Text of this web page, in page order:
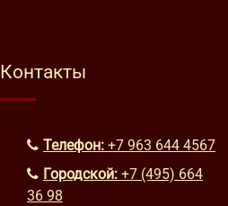
Контакты
Телефон: +7 963 644 4567
Городской: +7 (495) 664
36 98